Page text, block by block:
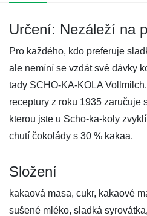
Určení: Nezáleží na
Pro každého, kdo preferuje
ale nemíní se vzdát své dávky
tady SCHO-KA-KOLA
receptury z roku 1935 zaručuje
kterou jste u Scho-ka-koly
chutí čokolády s 30 % kakaa.
Složení
kakaová masa, cukr, kakaové
sušené mléko, sladká